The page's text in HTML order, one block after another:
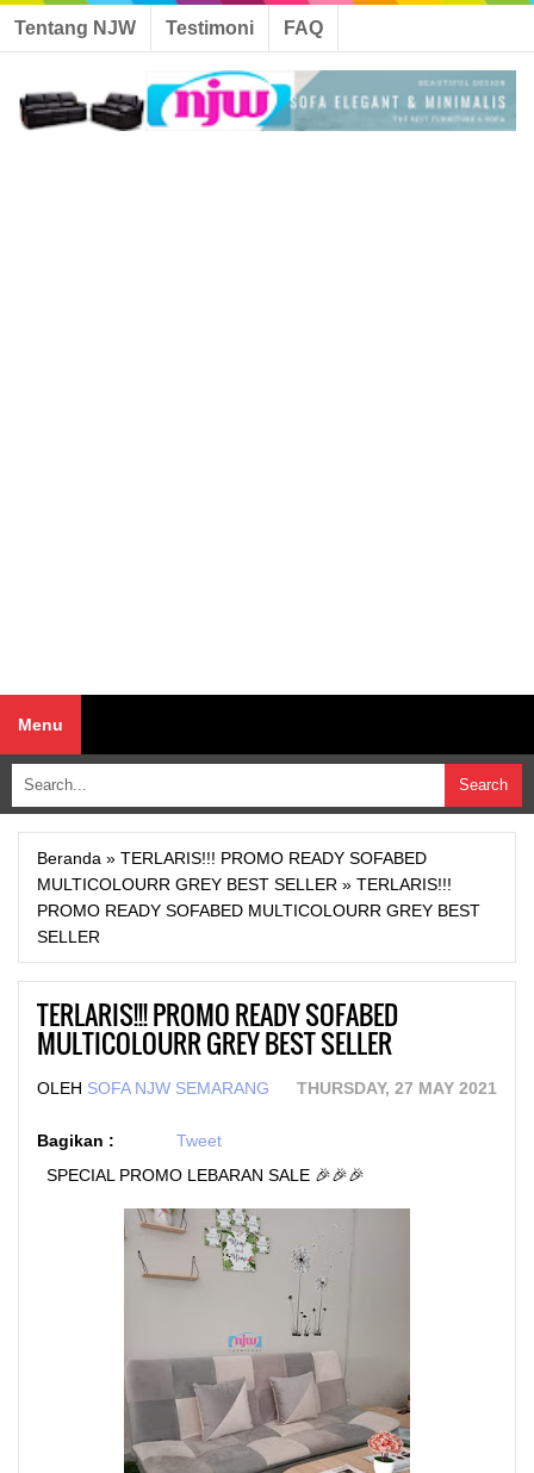
Tentang NJW Testimoni FAQ
Menu
Beranda » TERLARIS!!! PROMO READY SOFABED
MULTICOLOURR GREY BEST SELLER » TERLARIS!!!
PROMO READY SOFABED MULTICOLOURR GREY BEST
SELLER
TERLARIS!!! PROMO READY SOFABED
MULTICOLOURR GREY BEST SELLER
OLEH SOFA NJW SEMARANG THURSDAY, 27 MAY 2021
Bagikan :
Tweet
SPECIAL PROMO LEBARAN SALE 🎉🎉🎉